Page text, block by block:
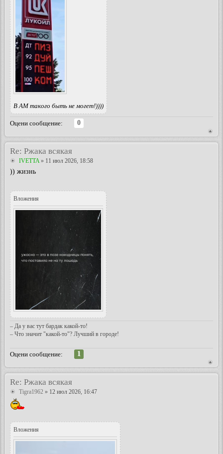
В АМ такого быть не могет!))))
Оцени сообщение:
0
Re: Ржака всякая
IVETTA » 11 июл 2026, 18:58
)) жизнь
Вложения
– Да у вас тут бардак какой-то!
– Что значит "какой-то"? Лучший в городе!
Оцени сообщение:
1
Re: Ржака всякая
Tigra1962 » 12 июл 2026, 16:47
Вложения